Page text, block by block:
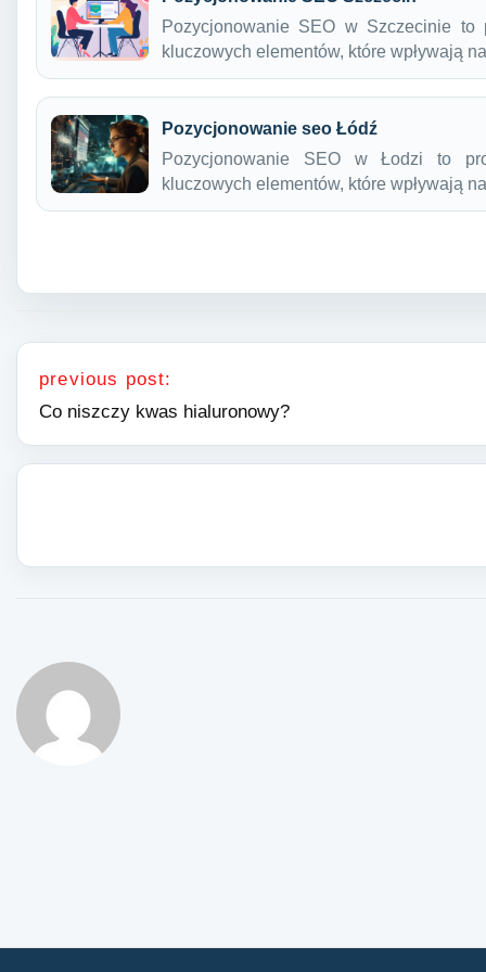
Pozycjonowanie SEO w Szczecinie
kluczowych elementów, które wpływają
Pozycjonowanie seo Łódź
Pozycjonowanie SEO w Łodzi to
kluczowych elementów, które wpływają
Nawigacja wpisu
previous post:
Co niszczy kwas hialuronowy?